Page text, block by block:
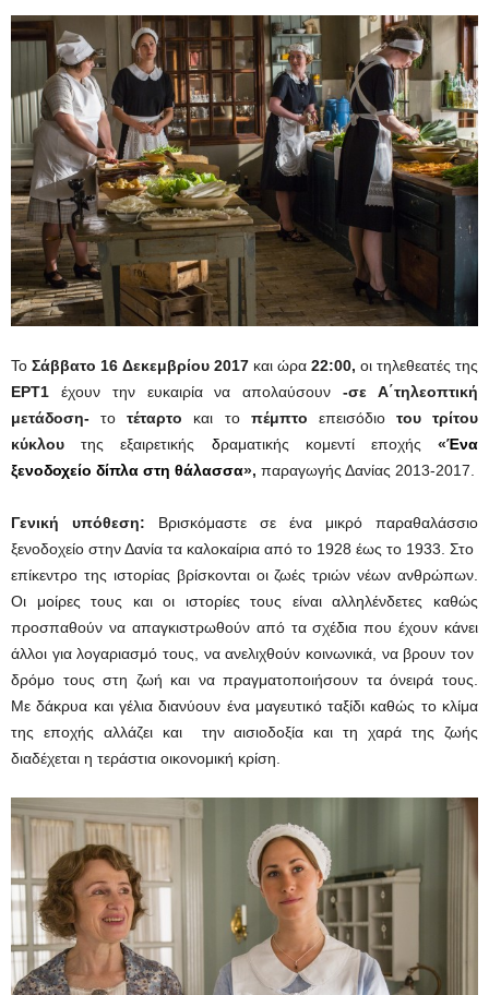
Το Σάββατο 16 Δεκεμβρίου 2017 και ώρα 22:00, οι τηλεθεατές της
ΕΡΤ1 έχουν την ευκαιρία να απολαύσουν -σε Α΄τηλεοπτική
μετάδοση-το τέταρτο και το πέμπτο επεισόδιο του τρίτου
κύκλουτης εξαιρετικής δραματικής κομεντί εποχής«Ένα
ξενοδοχείο δίπλα στη θάλασσα», παραγωγής Δανίας 2013-2017.
Γενική υπόθεση: Βρισκόμαστε σε ένα μικρό παραθαλάσσιο
ξενοδοχείο στην Δανία τα καλοκαίρια από το 1928 έως το 1933. Στο
επίκεντρο της ιστορίας βρίσκονται οι ζωές τριών νέων ανθρώπων.
Οι μοίρες τους και οι ιστορίες τους είναι αλληλένδετες καθώς
προσπαθούν να απαγκιστρωθούν από τα σχέδια που έχουν κάνει
άλλοι για λογαριασμό τους, να ανελιχθούν κοινωνικά, να βρουν τον
δρόμο τους στη ζωή και να πραγματοποιήσουν τα όνειρά τους.
Με δάκρυα και γέλια διανύουν ένα μαγευτικό ταξίδι καθώς το κλίμα
της εποχής αλλάζει και την αισιοδοξία και τη χαρά της ζωής
διαδέχεται η τεράστια οικονομική κρίση.